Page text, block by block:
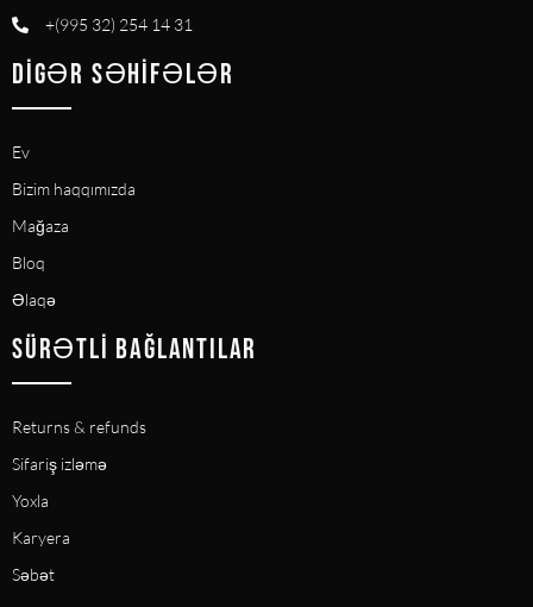
+(995 32) 254 14 31
DIGƏR SƏHIFƏLƏR
Ev
Bizim haqqımızda
Mağaza
Bloq
Əlaqə
SÜRƏTLI BAĞLANTILAR
Returns & refunds
Sifariş izləmə
Yoxla
Karyera
Səbət